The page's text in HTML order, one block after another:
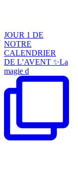
JOUR 1 DE
NOTRE
CALENDRIER
DE L’AVENT ✨La
magie d